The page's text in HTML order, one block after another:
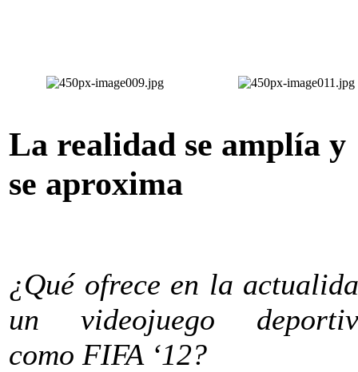
La realidad se amplía y
se aproxima
¿Qué ofrece en la
un videojuego
como FIFA ‘12?